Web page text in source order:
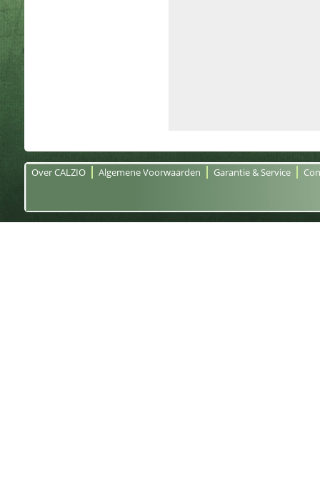
Over CALZIO Algemene Voorwaarden Garantie & Service